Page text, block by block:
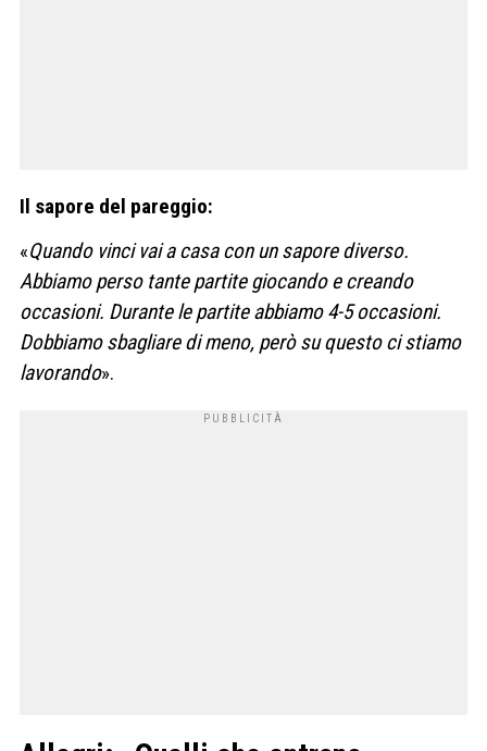
Il sapore del pareggio:
«Quando vinci vai a casa con un sapore diverso.
Abbiamo perso tante partite giocando e creando
occasioni. Durante le partite abbiamo 4-5 occasioni.
Dobbiamo sbagliare di meno, però su questo ci stiamo
lavorando».